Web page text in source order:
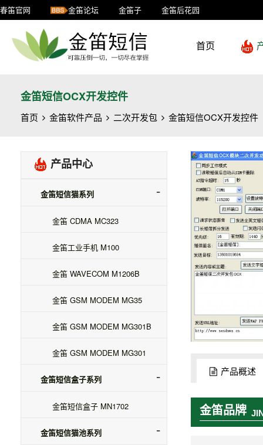
春笛官网 金笛论坛 金笛子 金笛后花园
首页
金笛短信OCX开发控件
首页 金笛软件产品 二次开发包 金笛短信OCX开发控件
产品中心
金笛短信猫系列
金笛 CDMA MC323
金笛工业手机 M100
金笛 WAVECOM M1206B
金笛 GSM MODEM MG35
金笛 GSM MODEM MG301B
金笛 GSM MODEM MG301
金笛短信盒子系列
金笛短信盒子 MN1702
金笛短信猫池系列
产品概述
金笛品牌